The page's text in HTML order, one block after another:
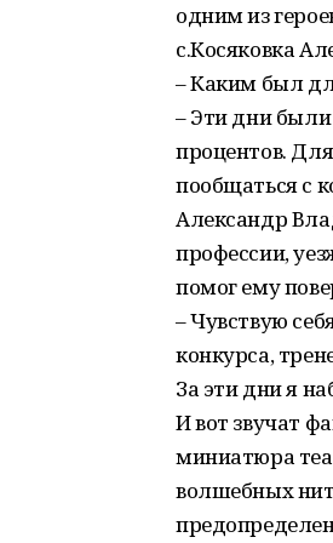
одним из
с.Косяковка
– Каким был
– Эти дни были
процентов.
пообщаться с
Александр
профессии,
помог ему
– Чувствую
конкурса,
За эти дни я
И вот звучат
миниатюра
волшебных